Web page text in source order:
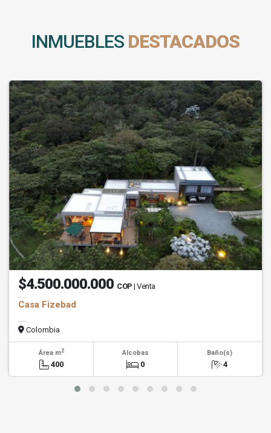
INMUEBLES DESTACADOS
$4.500.000.000 COP | Venta
Casa Fizebad
Colombia
Área m2
400
Alcobas
0
Baño(s)
4